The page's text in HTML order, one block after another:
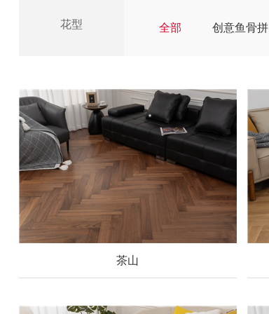
花型 全部 创意鱼骨拼
茶山